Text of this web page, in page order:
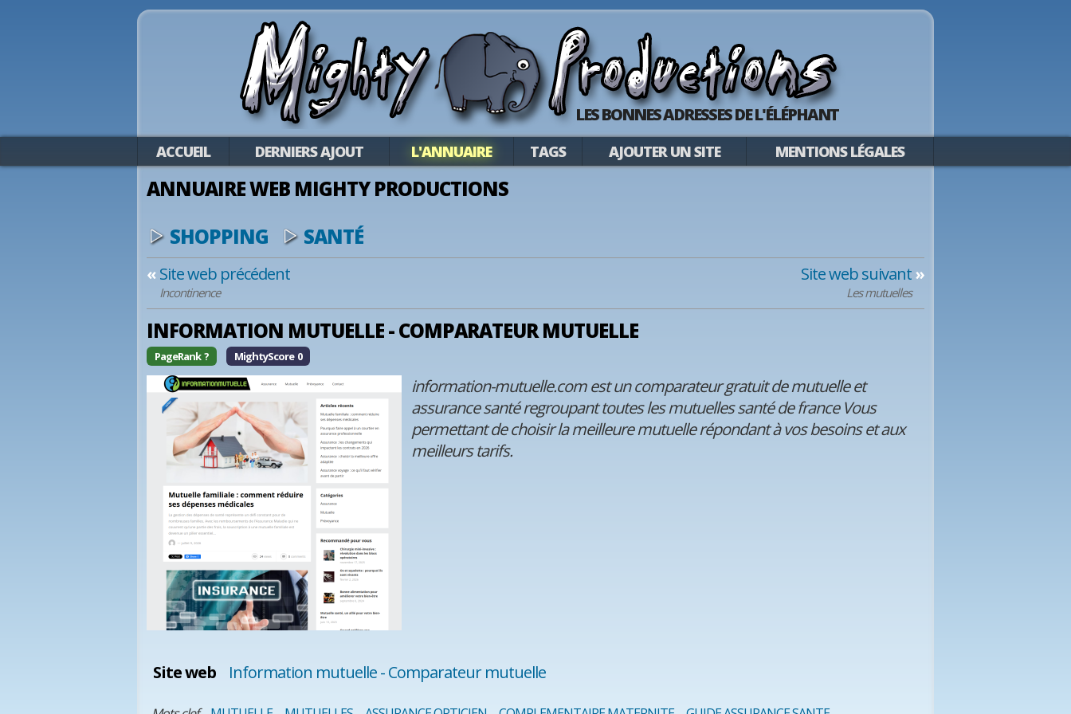
LES BONNES ADRESSES DE L'ÉLÉPHANT
ACCUEIL DERNIERS AJOUT L'ANNUAIRE TAGS AJOUTER UN SITE MENTIONS LÉGALES
ANNUAIRE WEB MIGHTY PRODUCTIONS
SHOPPING
SANTÉ
«Site web précédent
Incontinence
Site web suivant»
Les mutuelles
INFORMATION MUTUELLE - COMPARATEUR MUTUELLE
PageRank ? MightyScore 0
information-mutuelle.com est un comparateur gratuit de mutuelle et
assurance santé regroupant toutes les mutuelles santé de france Vous
permettant de choisir la meilleure mutuelle répondant à vos besoins et aux
meilleurs tarifs.
Site web Information mutuelle - Comparateur mutuelle